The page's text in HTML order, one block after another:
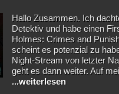
Hallo Zusammen. Ich
Detektiv und habe einen
Holmes: Crimes and
scheint es potenzial zu
Night-Stream von letzter
geht es dann weiter. Auf
...weiterlesen